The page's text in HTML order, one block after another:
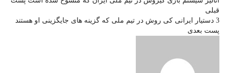
قبلی
3 دستیار ایرانی کی روش در تیم ملی که گزینه های جایگزینی او هستند
پست بعدی